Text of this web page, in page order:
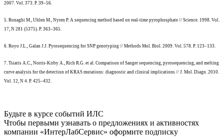
2007. Vol. 373. P. 39–56.
5. Ronaghi M., Uhlen M., Nyren P. A sequencing method based on real-time pyrophosphate // Science. 1998. Vol.
17, N 281 (5375). P. 363–365.
6. Royo J.L., Galan J.J. Pyrosequencing for SNP genotyping // Methods Mol. Biol. 2009. Vol. 578. P. 123–133.
7. Tsiatis A.C., Norris-Kirby A., Rich R.G. et al. Comparison of Sanger sequencing, pyrosequencing, and melting
curve analysis for the detection of KRAS mutations: diagnostic and clinical implications // J. Mol. Diagn. 2010.
Vol. 12, N 4. P. 425–432.
Будьте в курсе событий ИЛС
Чтобы первыми узнавать о предложениях и активностях
компании «ИнтерЛабСервис» оформите подписку